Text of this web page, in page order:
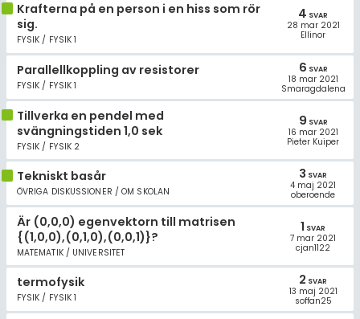
Krafterna på en person i en hiss som rör
sig.
FYSIK / FYSIK 1
4 SVAR
28 mar 2021
Ellinor
Parallellkoppling av resistorer
FYSIK / FYSIK 1
6 SVAR
18 mar 2021
Smaragdalena
Tillverka en pendel med
svängningstiden 1,0 sek
FYSIK / FYSIK 2
9 SVAR
16 mar 2021
Pieter Kuiper
Tekniskt basår
ÖVRIGA DISKUSSIONER / OM SKOLAN
3 SVAR
4 maj 2021
oberoende
Är (0,0,0) egenvektorn till matrisen
{(1,0,0),(0,1,0),(0,0,1)}?
MATEMATIK / UNIVERSITET
1 SVAR
7 mar 2021
cjan1122
termofysik
FYSIK / FYSIK 1
2 SVAR
13 maj 2021
soffan25